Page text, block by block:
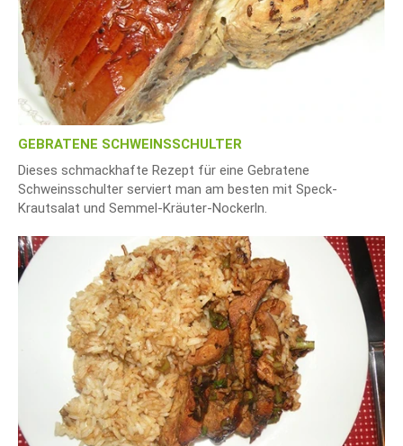
GEBRATENE SCHWEINSSCHULTER
Dieses schmackhafte Rezept für eine Gebratene
Schweinsschulter serviert man am besten mit Speck-
Krautsalat und Semmel-Kräuter-Nockerln.